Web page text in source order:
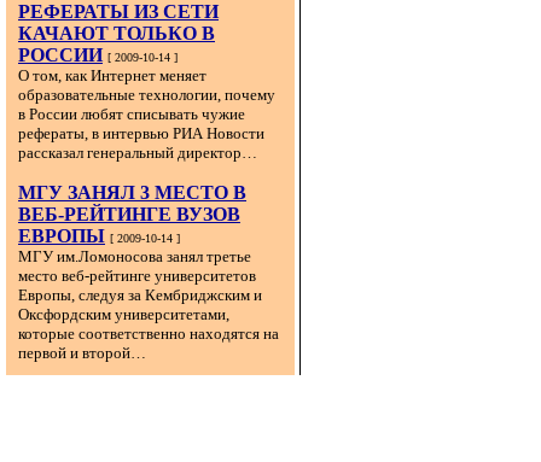
РЕФЕРАТЫ ИЗ СЕТИ
КАЧАЮТ ТОЛЬКО В
РОССИИ [ 2009-10-14 ]
О том, как Интернет меняет
образовательные технологии, почему
в России любят списывать чужие
рефераты, в интервью РИА Новости
рассказал генеральный директор…
МГУ ЗАНЯЛ 3 МЕСТО В
ВЕБ-РЕЙТИНГЕ ВУЗОВ
ЕВРОПЫ [ 2009-10-14 ]
МГУ им.Ломоносова занял третье
место веб-рейтинге университетов
Европы, следуя за Кембриджским и
Оксфордским университетами,
которые соответственно находятся на
первой и второй…